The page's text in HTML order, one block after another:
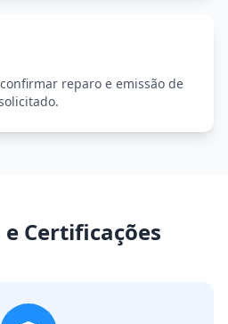
reparo e emissão de
Certificações